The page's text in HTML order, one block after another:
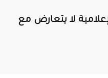
لا يتعارض مع